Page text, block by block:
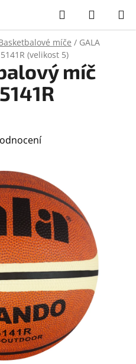
Hledat
KOŠÍK
míče / GALA
(velikost 5)
míč